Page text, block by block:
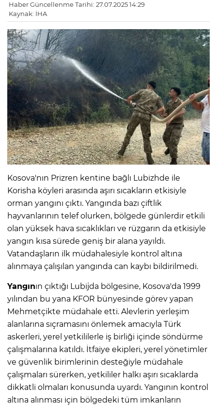
Haber Güncellenme Tarihi: 27.07.2025 14:29
Kaynak: İHA
Kosova'nın Prizren kentine bağlı Lubizhde ile
Korisha köyleri arasında aşırı sıcakların etkisiyle
orman yangını çıktı. Yangında bazı çiftlik
hayvanlarının telef olurken, bölgede günlerdir etkili
olan yüksek hava sıcaklıkları ve rüzgarın da etkisiyle
yangın kısa sürede geniş bir alana yayıldı.
Vatandaşların ilk müdahalesiyle kontrol altına
alınmaya çalışılan yangında can kaybı bildirilmedi.
Yangının çıktığı Lubijda bölgesine, Kosova'da 1999
yılından bu yana KFOR bünyesinde görev yapan
Mehmetçikte müdahale etti. Alevlerin yerleşim
alanlarına sıçramasını önlemek amacıyla Türk
askerleri, yerel yetkililerle iş birliği içinde söndürme
çalışmalarına katıldı. İtfaiye ekipleri, yerel yönetimler
ve güvenlik birimlerinin desteğiyle müdahale
çalışmaları sürerken, yetkililer halkı aşırı sıcaklarda
dikkatli olmaları konusunda uyardı. Yangının kontrol
altına alınması için bölgedeki tüm imkanların